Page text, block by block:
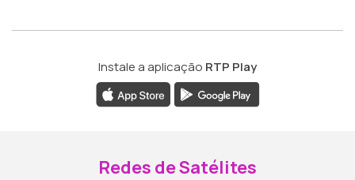
Instale a aplicação RTP Play
Redes de Satélites